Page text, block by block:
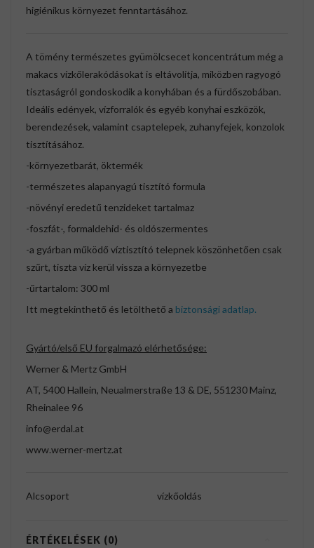
higiénikus környezet fenntartásához.
A tömény természetes gyümölcsecet koncentrátum még a
makacs vízkőlerakódásokat is eltávolítja, miközben ragyogó
tisztaságról gondoskodik a konyhában és a fürdőszobában.
Ideális edények, vízforralók és egyéb konyhai eszközök,
berendezések, valamint csaptelepek, zuhanyfejek, konzolok
tisztításához.
-környezetbarát, öktermék
-természetes alapanyagú tisztító formula
-növényi eredetű tenzideket tartalmaz
-foszfát-, formaldehid- és oldószermentes
-a gyárban működő víztisztító telepnek köszönhetően csak
szűrt, tiszta víz kerül vissza a környezetbe
-űrtartalom: 300 ml
Itt megtekinthető és letölthető a biztonsági adatlap.
Gyártó/első EU forgalmazó elérhetősége:
Werner & Mertz GmbH
AT, 5400 Hallein, Neualmerstraße 13 & DE, 551230 Mainz,
Rheinalee 96
info@erdal.at
www.werner-mertz.at
Alcsoport vízkőoldás
ÉRTÉKELÉSEK (0)